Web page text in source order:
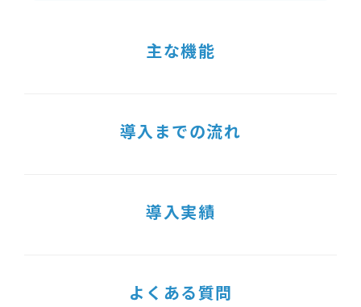
主な機能
導入までの流れ
導入実績
よくある質問